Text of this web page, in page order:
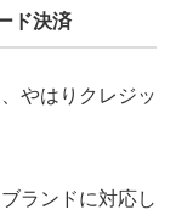
ド決済
やはりクレジッ
ランドに対応し